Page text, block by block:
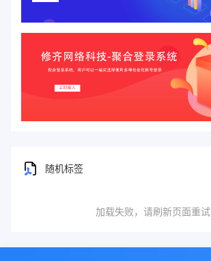
随机标签
加载失败，请刷新页面重试